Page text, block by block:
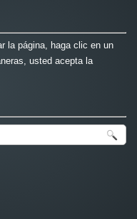
la página, haga clic en un
usted acepta la